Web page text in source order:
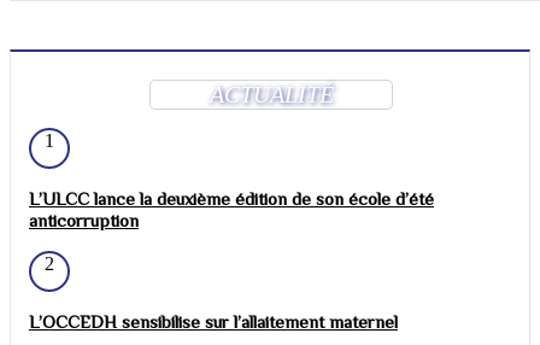
ACTUALITÉ
1
L’ULCC lance la deuxième édition de son école d’été
anticorruption
2
L’OCCEDH sensibilise sur l’allaitement maternel